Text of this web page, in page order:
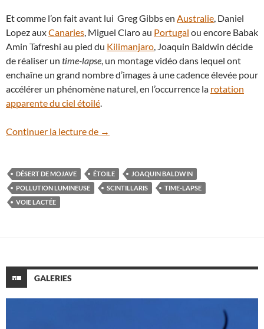
Et comme l’on fait avant lui Greg Gibbs en Australie, Daniel
Lopez auxCanaries, Miguel Claro au Portugal ou encore Babak
Amin Tafreshi au pied du Kilimanjaro, Joaquin Baldwin décide
de réaliser un time-lapse, un montage vidéo dans lequel ont
enchaîne un grand nombre d’images à une cadence élevée pour
accélérer un phénomène naturel, en l’occurrence la rotation
apparente du ciel étoilé.
Continuer la lecture de En vidéo : Scintillaris, l’histoire d’un
→
DÉSERT DE MOJAVE ÉTOILE
JOAQUIN BALDWIN
POLLUTION LUMINEUSE
SCINTILLARIS
TIME-LAPSE
VOIE LACTÉE
GALERIES